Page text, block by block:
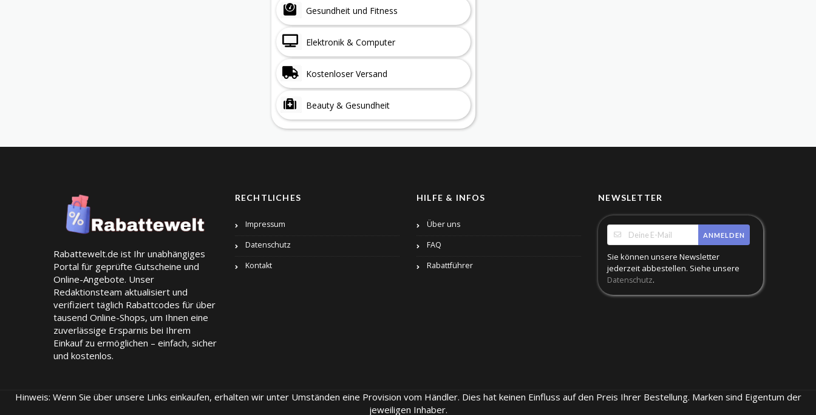
Gesundheit und Fitness
Elektronik & Computer
Kostenloser Versand
Beauty & Gesundheit
Rabattewelt.de ist Ihr unabhängiges
Portal für geprüfte Gutscheine und
Online-Angebote. Unser
Redaktionsteam aktualisiert und
verifiziert täglich Rabattcodes für über
tausend Online-Shops, um Ihnen eine
zuverlässige Ersparnis bei Ihrem
Einkauf zu ermöglichen – einfach, sicher
und kostenlos.
RECHTLICHES
Impressum
Datenschutz
Kontakt
HILFE & INFOS
Über uns
FAQ
Rabattführer
NEWSLETTER
ANMELDEN
Sie können unsere Newsletter
jederzeit abbestellen. Siehe unsere
Datenschutz.
Hinweis: Wenn Sie über unsere Links einkaufen, erhalten wir unter Umständen eine Provision vom Händler. Dies hat keinen Einfluss auf den Preis Ihrer Bestellung. Marken sind Eigentum der
jeweiligen Inhaber.